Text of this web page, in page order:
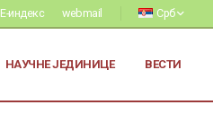
Е-индекс webmail Срб
НАУЧНЕ ЈЕДИНИЦЕ ВЕСТИ